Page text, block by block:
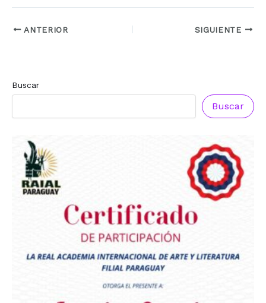
ANTERIOR SIGUIENTE
Buscar
Buscar
Reconocimiento aRadio Tribuna Abierta
Reconocimiento aRadio Oñondivepa Paraguay